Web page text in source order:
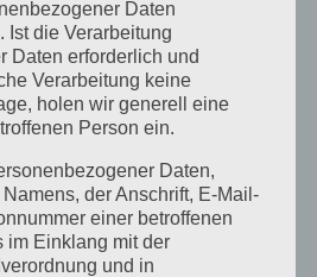
Daten
Ist die Verarbeitung
Daten erforderlich und
Verarbeitung keine
holen wir generell eine
Person ein.
Daten,
der Anschrift, E-Mail-
einer betroffenen
im Einklang mit der
und in